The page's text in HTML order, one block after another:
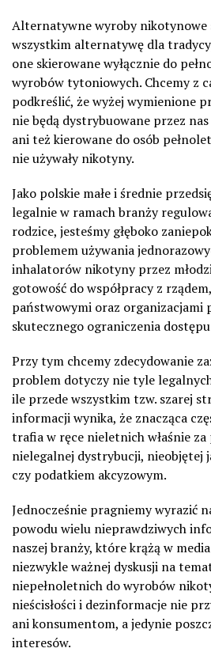
Alternatywne wyroby nikotynowe
wszystkim alternatywę dla
one skierowane wyłącznie do
wyrobów tytoniowych. Chcemy z
podkreślić, że wyżej wymienione
nie będą dystrybuowane przez
ani też kierowane do osób
nie używały nikotyny.
Jako polskie małe i średnie
legalnie w ramach branży
rodzice, jesteśmy głęboko
problemem używania
inhalatorów nikotyny przez
gotowość do współpracy z
państwowymi oraz organizacjami
skutecznego ograniczenia
Przy tym chcemy zdecydowanie
problem dotyczy nie tyle
ile przede wszystkim tzw. szarej
informacji wynika, że znacząca
trafia w ręce nieletnich właśnie
nielegalnej dystrybucji, nieobjętej
czy podatkiem akcyzowym.
Jednocześnie pragniemy wyrazić
powodu wielu nieprawdziwych
naszej branży, które krążą w
niezwykle ważnej dyskusji na
niepełnoletnich do wyrobów
nieścisłości i dezinformacje nie
ani konsumentom, a jedynie
interesów.